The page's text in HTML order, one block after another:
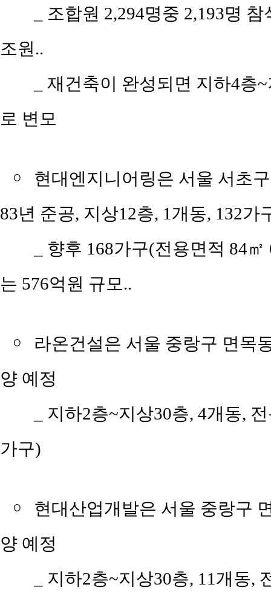
_ 조합원 2,294명중 2,193명
조원..
_ 재건축이 완성되면 지하4층
로 변모
￮
현대엔지니어링은 서울 서초
83년 준공, 지상12층, 1개동, 132
_ 향후 168가구(전용면적 84
는 576억원 규모..
￮
라온건설은 서울 중랑구 면목
양 예정
_ 지하2층~지상30층, 4개동,
가구)
￮
현대산업개발은 서울 중랑구
양 예정
_ 지하2층~지상30층, 11개동,